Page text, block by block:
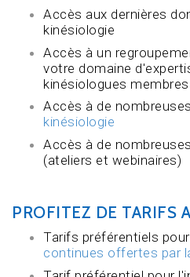
Accès aux dernières
kinésiologie
Accès à un
votre domaine
kinésiologues membres
Accès à de nombreuses
kinésiologie
Accès à de nombreuses
(ateliers et webinaires)
PROFITEZ DE TARIFS
Tarifs préférentiels
continues offertes par